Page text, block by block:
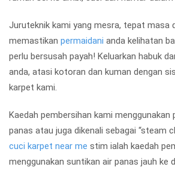
Juruteknik kami yang mesra, tepat masa
memastikan permaidani anda kelihatan
perlu bersusah payah! Keluarkan habuk
anda, atasi kotoran dan kuman dengan
karpet kami.
Kaedah pembersihan kami menggunakan
panas atau juga dikenali sebagai “steam
cuci karpet near me stim ialah kaedah
menggunakan suntikan air panas jauh ke